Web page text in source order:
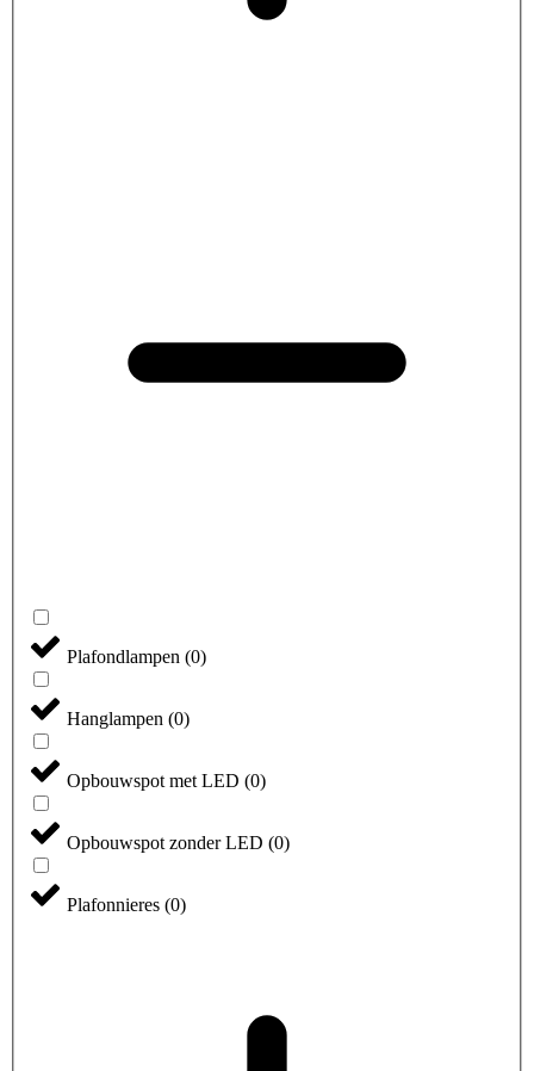
Plafondlampen (0)
Hanglampen (0)
Opbouwspot met LED (0)
Opbouwspot zonder LED (0)
Plafonnieres (0)